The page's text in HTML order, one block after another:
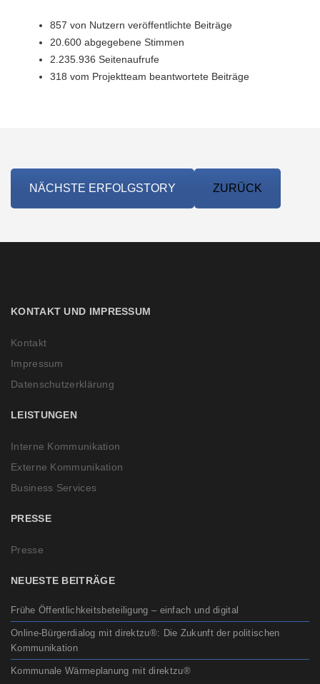
857 von Nutzern veröffentlichte Beiträge
20.600 abgegebene Stimmen
2.235.936 Seitenaufrufe
318 vom Projektteam beantwortete Beiträge
NÄCHSTE ERFOLGSTORY ZURÜCK
KONTAKT UND IMPRESSUM
Kontakt
Impressum
Datenschutzerklärung
LEISTUNGEN
Interne Kommunikation
Externe Kommunikation
Business Services
PRESSE
Presse
NEUESTE BEITRÄGE
Frühe Öffentlichkeitsbeteiligung – einfach und digital
Online-Bürgerdialog mit direktzu®: Die Zukunft der politischen
Kommunikation
Kommunale Wärmeplanung mit direktzu®